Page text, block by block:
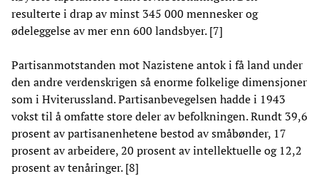
resulterte i drap av minst 345 000 mennesker og
ødeleggelse av mer enn 600 landsbyer. [7]
Partisanmotstanden mot Nazistene antok i få land under
den andre verdenskrigen så enorme folkelige dimensjoner
som i Hviterussland. Partisanbevegelsen hadde i 1943
vokst til å omfatte store deler av befolkningen. Rundt 39,6
prosent av partisanenhetene bestod av småbønder, 17
prosent av arbeidere, 20 prosent av intellektuelle og 12,2
prosent av tenåringer. [8]